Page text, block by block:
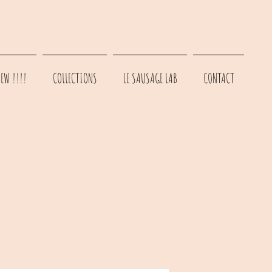
!!!! COLLECTIONS LE SAUSAGE LAB CONTACT